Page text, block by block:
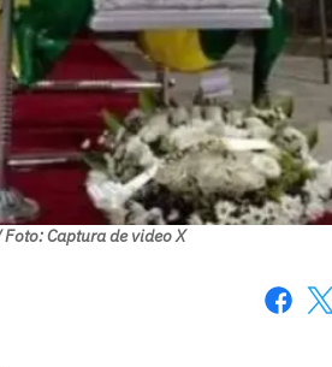
Foto: Captura de video X